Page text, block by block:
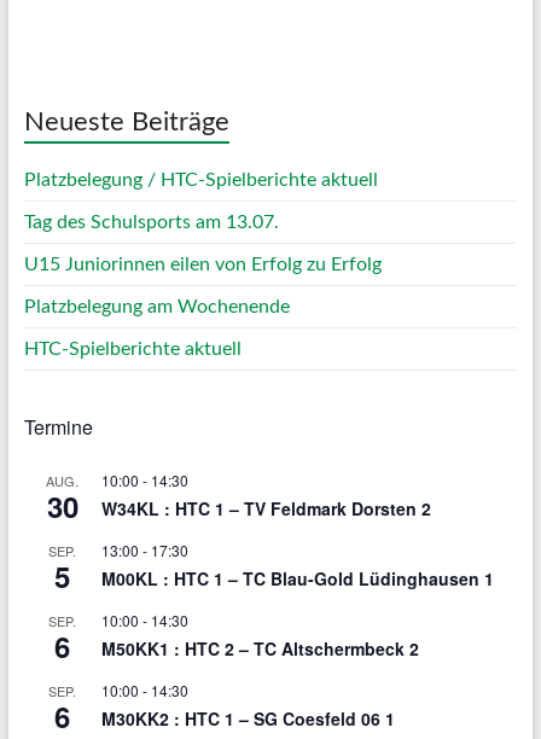
Neueste Beiträge
Platzbelegung / HTC-Spielberichte aktuell
Tag des Schulsports am 13.07.
U15 Juniorinnen eilen von Erfolg zu Erfolg
Platzbelegung am Wochenende
HTC-Spielberichte aktuell
Termine
AUG.
30
10:00 - 14:30
W34KL : HTC 1 – TV Feldmark Dorsten 2
SEP.
5
13:00 - 17:30
M00KL : HTC 1 – TC Blau-Gold Lüdinghausen 1
SEP.
6
10:00 - 14:30
M50KK1 : HTC 2 – TC Altschermbeck 2
SEP.
6
10:00 - 14:30
M30KK2 : HTC 1 – SG Coesfeld 06 1